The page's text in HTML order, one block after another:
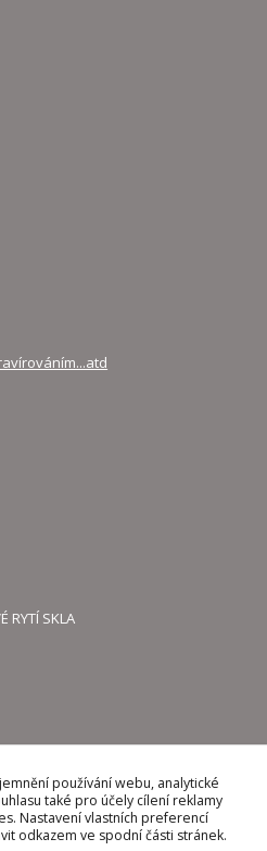
RYTÍ SKLA
používání webu, analytické
také pro účely cílení reklamy
Nastavení vlastních preferencí
odkazem ve spodní části stránek.